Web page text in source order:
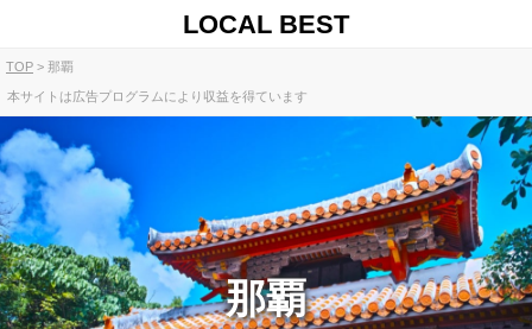
LOCAL BEST
TOP 那覇
本サイトは広告プログラムにより収益を得ています
那覇